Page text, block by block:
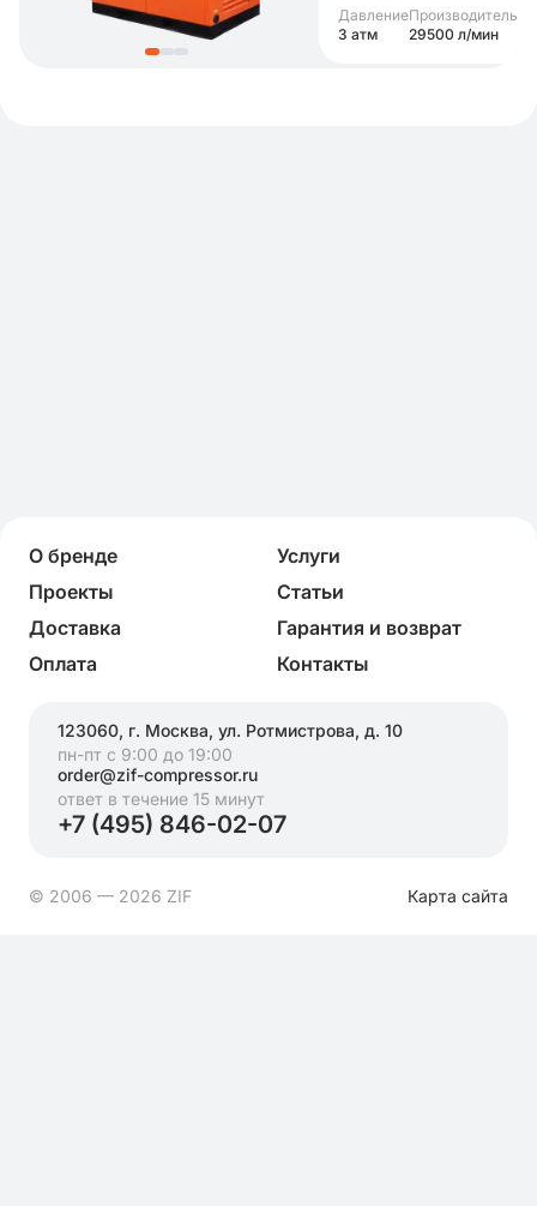
Давление
3 атм
29500 л/мин
О бренде
Услуги
Проекты
Статьи
Доставка
Гарантия и возврат
Оплата
Контакты
123060, г. Москва, ул. Ротмистрова, д. 10
пн-пт с 9:00 до 19:00
order@zif-compressor.ru
ответ в течение 15 минут
+7 (495) 846-02-07
© 2006 — 2026 ZIF Карта сайта